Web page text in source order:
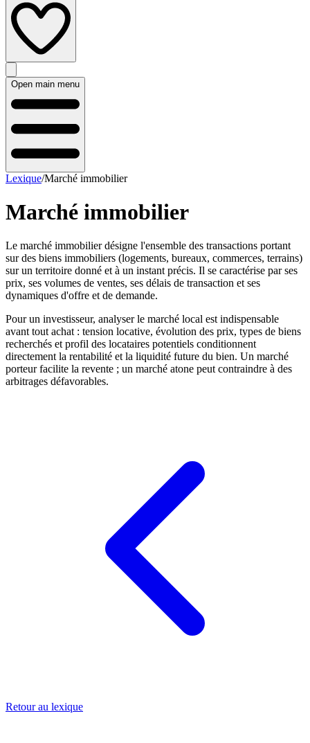
Open main menu
Lexique/Marché immobilier
Marché immobilier
Le marché immobilier désigne l'ensemble des transactions portant
sur des biens immobiliers (logements, bureaux, commerces, terrains)
sur un territoire donné et à un instant précis. Il se caractérise par ses
prix, ses volumes de ventes, ses délais de transaction et ses
dynamiques d'offre et de demande.
Pour un investisseur, analyser le marché local est indispensable
avant tout achat : tension locative, évolution des prix, types de biens
recherchés et profil des locataires potentiels conditionnent
directement la rentabilité et la liquidité future du bien. Un marché
porteur facilite la revente ; un marché atone peut contraindre à des
arbitrages défavorables.
Retour au lexique